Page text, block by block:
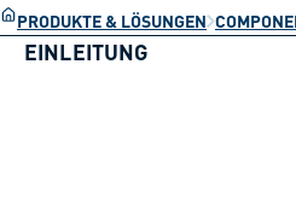
PRODUKTE & LÖSUNGEN
EINLEITUNG